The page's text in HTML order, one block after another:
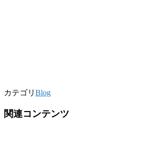
カテゴリ Blog
関連コンテンツ